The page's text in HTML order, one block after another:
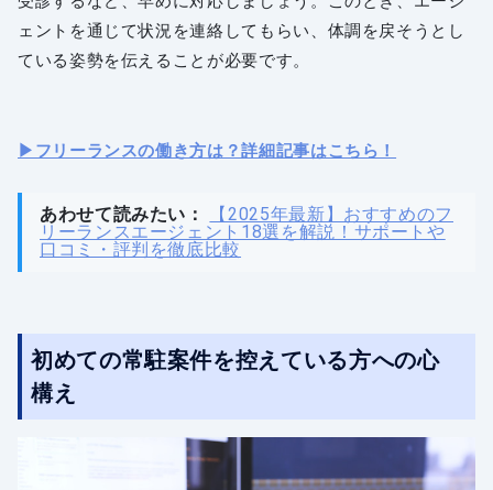
ェントを通じて状況を連絡してもらい、体調を戻そうとし
ている姿勢を伝えることが必要です。
▶︎フリーランスの働き方は？詳細記事はこちら！
あわせて読みたい：
【2025年最新】おすすめのフ
リーランスエージェント18選を解説！サポートや
口コミ・評判を徹底比較
初めての常駐案件を控えている方への心
構え